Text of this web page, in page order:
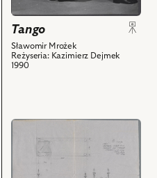
Sławomir
Matczak
Edek
i
Tango
Sławomir Mrożek
Reżyseria: Kazimierz Dejmek
1990
przejdź
obiektu
Tango,